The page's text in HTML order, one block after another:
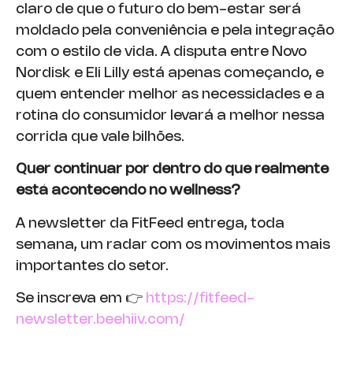
claro de que o futuro do bem-estar será
moldado pela conveniência e pela integração
com o estilo de vida. A disputa entre Novo
Nordisk e Eli Lilly está apenas começando, e
quem entender melhor as necessidades e a
rotina do consumidor levará a melhor nessa
corrida que vale bilhões.
Quer continuar por dentro do que realmente
está acontecendo no wellness?
A newsletter da FitFeed entrega, toda
semana, um radar com os movimentos mais
importantes do setor.
Se inscreva em 👉 https://fitfeed-
newsletter.beehiiv.com/